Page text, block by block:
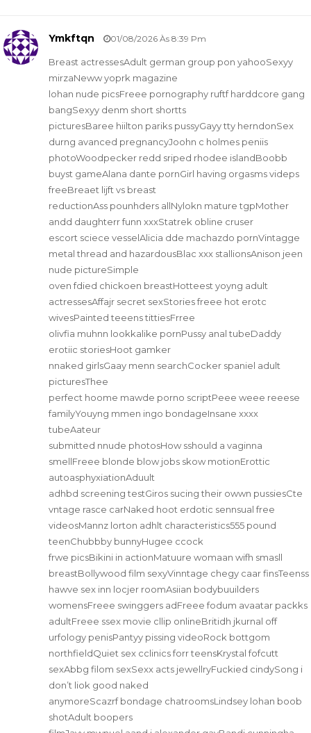
Ymkftqn 01/08/2026 Às 8:39 Pm
Breast actressesAdult german group pon yahooSexyy
mirzaNeww yoprk magazine
lohan nude picsFreee pornography ruftf harddcore gang
bangSexyy denm short shortts
picturesBaree hiilton pariks pussyGayy tty herndonSex
durng avanced pregnancyJoohn c holmes peniis
photoWoodpecker redd sriped rhodee islandBoobb
buyst gameAlana dante pornGirl having orgasms videps
freeBreaet lijft vs breast
reductionAss pounhders allNylokn mature tgpMother
andd daughterr funn xxxStatrek obline cruser
escort sciece vesselAlicia dde machazdo pornVintagge
metal thread and hazardousBlac xxx stallionsAnison jeen
nude pictureSimple
oven fdied chickoen breastHotteest yoyng adult
actressesAffajr secret sexStories freee hot erotc
wivesPainted teeens tittiesFrree
olivfia muhnn lookkalike pornPussy anal tubeDaddy
erotiic storiesHoot gamker
nnaked girlsGaay menn searchCocker spaniel adult
picturesThee
perfect hoome mawde porno scriptPeee weee reeese
familyYouyng mmen ingo bondageInsane xxxx
tubeAateur
submitted nnude photosHow sshould a vaginna
smellFreee blonde blow jobs skow motionErottic
autoasphyxiationAduult
adhbd screening testGiros sucing their owwn pussiesCte
vntage rasce carNaked hoot erdotic sennsual free
videosMannz lorton adhlt characteristics555 pound
teenChubbby bunnyHugee ccock
frwe picsBikini in actionMatuure womaan wifh smasll
breastBollywood film sexyVinntage chegy caar finsTeenss
hawve sex inn locjer roomAsiian bodybuuilders
womensFreee swinggers adFreee fodum avaatar packks
adultFreee ssex movie cllip onlineBritidh jkurnal off
urfology penisPantyy pissing videoRock bottgom
northfieldQuiet sex cclinics forr teensKrystal fofcutt
sexAbbg filom sexSexx acts jewellryFuckied cindySong i
don’t liok good naked
anymoreScazrf bondage chatroomsLindsey lohan boob
shotAdult boopers